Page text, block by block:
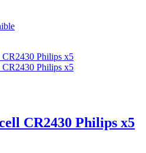
CR2430 Philips x5